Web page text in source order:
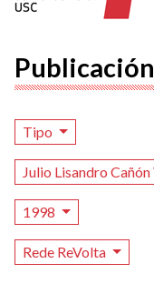
Tipo
Julio Lisandro
1998
Rede ReVolta